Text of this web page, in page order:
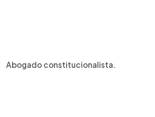
Abogado constitucionalista.